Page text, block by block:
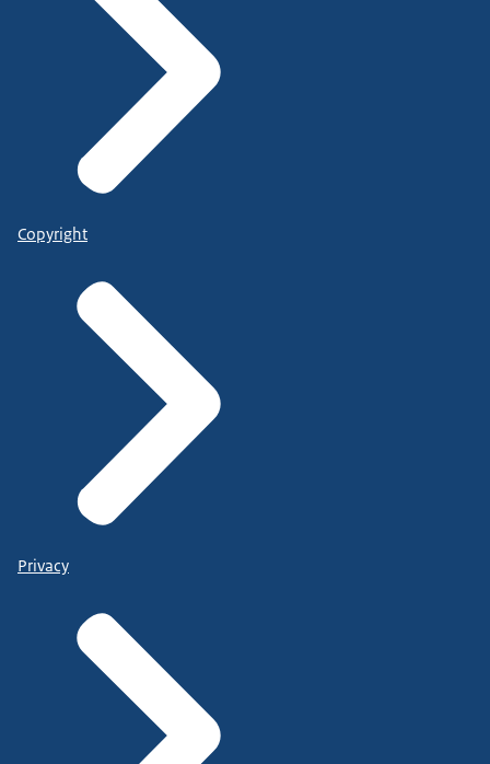
Copyright
Privacy